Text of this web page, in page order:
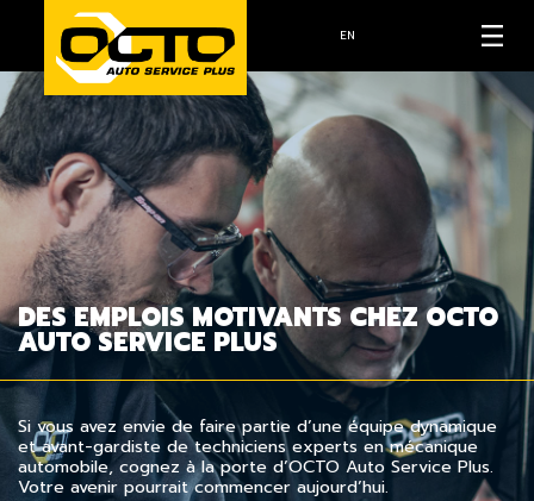
EN
DES EMPLOIS MOTIVANTS CHEZ OCTO
AUTO SERVICE PLUS
Si vous avez envie de faire partie d’une équipe dynamique
et avant-gardiste de techniciens experts en mécanique
automobile, cognez à la porte d’OCTO Auto Service Plus.
Votre avenir pourrait commencer aujourd’hui.